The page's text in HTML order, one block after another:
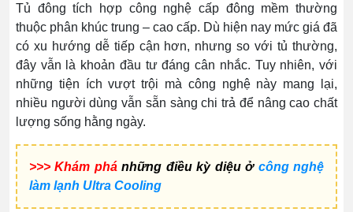
Tủ đông tích hợp công nghệ cấp đông mềm thường
thuộc phân khúc trung – cao cấp. Dù hiện nay mức giá đã
có xu hướng dễ tiếp cận hơn, nhưng so với tủ thường,
đây vẫn là khoản đầu tư đáng cân nhắc. Tuy nhiên, với
những tiện ích vượt trội mà công nghệ này mang lại,
nhiều người dùng vẫn sẵn sàng chi trả để nâng cao chất
lượng sống hằng ngày.
>>> Khám phánhững điều kỳ diệu ở công nghệ
làm lạnh Ultra Cooling